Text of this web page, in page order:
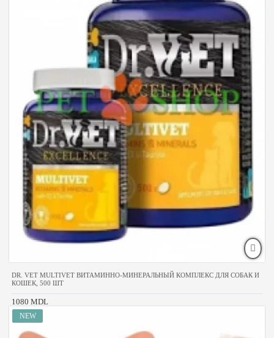
DR. VET MULTIVET ВИТАМИННО‑МИНЕРАЛЬНЫЙ КОМПЛЕКС ДЛЯ СОБАК И
КОШЕК, 500 ШТ
1080 MDL